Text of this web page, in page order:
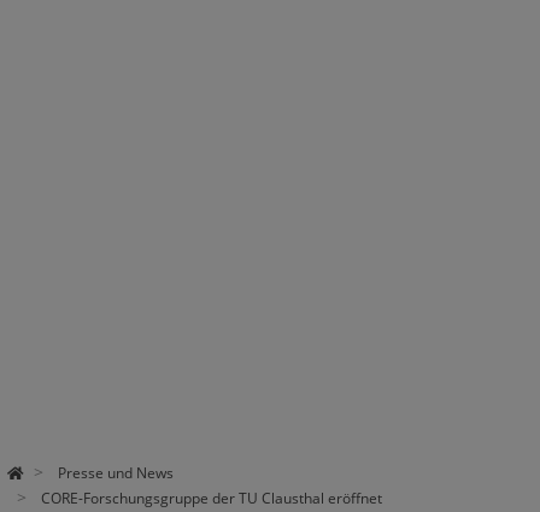
Presse und News
CORE-Forschungsgruppe der TU Clausthal eröffnet